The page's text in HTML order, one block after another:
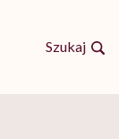
Szukaj